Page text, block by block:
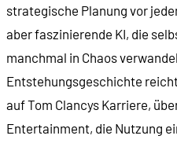
- Entstehung
00:16:46 - Themen bei
strategische Planung vor
aber faszinierende KI, die
manchmal in Chaos
Entstehungsgeschichte
auf Tom Clancys Karriere,
Entertainment, die Nutzung